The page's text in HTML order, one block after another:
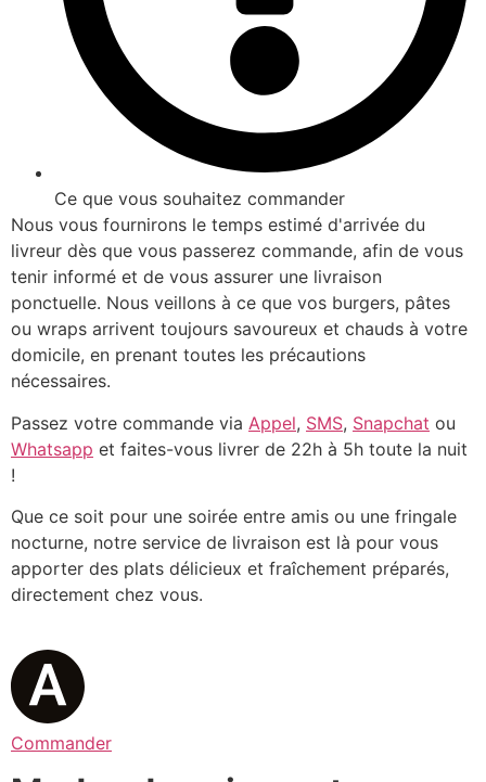
Ce que vous souhaitez commander
Nous vous fournirons le temps estimé d'arrivée du
livreur dès que vous passerez commande, afin de vous
tenir informé et de vous assurer une livraison
ponctuelle. Nous veillons à ce que vos burgers, pâtes
ou wraps arrivent toujours savoureux et chauds à votre
domicile, en prenant toutes les précautions
nécessaires.
Passez votre commande via Appel, SMS, Snapchat ou
Whatsapp et faites-vous livrer de 22h à 5h toute la nuit
!
Que ce soit pour une soirée entre amis ou une fringale
nocturne, notre service de livraison est là pour vous
apporter des plats délicieux et fraîchement préparés,
directement chez vous.
Commander